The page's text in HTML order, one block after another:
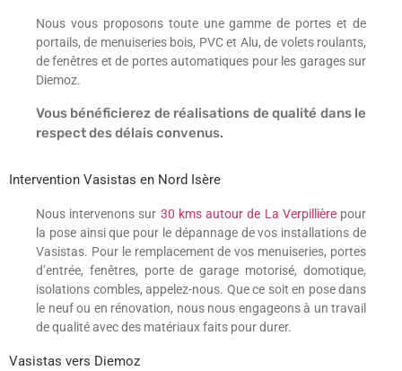
Nous vous proposons toute une gamme de portes et de
portails, de menuiseries bois, PVC et Alu, de volets roulants,
de fenêtres et de portes automatiques pour les garages sur
Diemoz.
Vous bénéficierez de réalisations de qualité dans le
respect des délais convenus.
Intervention Vasistas en Nord Isère
Nous intervenons sur 30 kms autour de La Verpillièrepour
la pose ainsi que pour le dépannage de vos installations de
Vasistas. Pour le remplacement de vos menuiseries, portes
d’entrée, fenêtres, porte de garage motorisé, domotique,
isolations combles, appelez-nous. Que ce soit en pose dans
le neuf ou en rénovation, nous nous engageons à un travail
de qualité avec des matériaux faits pour durer.
Vasistas vers Diemoz